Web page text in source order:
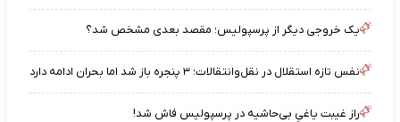
یک خروجی دیگر از پرسپولیس؛ مقصد بعدی مشخص شد؟
نفس تازه استقلال در نقل‌وانتقالات؛ ۳ پنجره باز شد اما بحران ادامه دارد
راز غیبت یاغیِ بی‌حاشیه در پرسپولیس فاش شد!